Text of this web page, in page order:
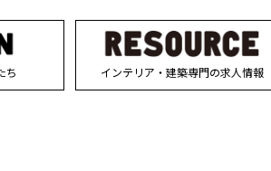
ち インテリア・建築専門の求人情報